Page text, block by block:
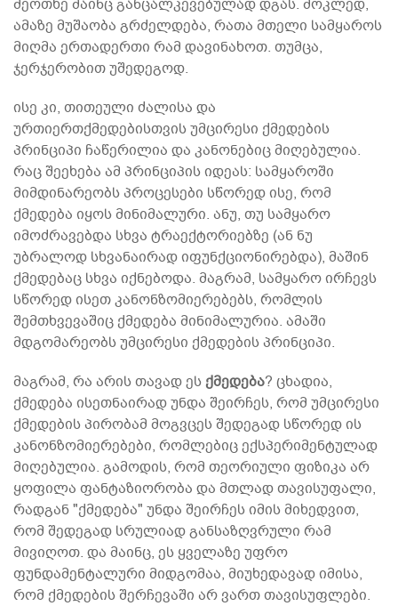
მეოთხე მაინც განცალკევებულად დგას. მოკლედ,
ამაზე მუშაობა გრძელდება, რათა მთელი სამყაროს
მიღმა ერთადერთი რამ დავინახოთ. თუმცა,
ჯერჯერობით უშედეგოდ.
ისე კი, თითეული ძალისა და
ურთიერთქმედებისთვის უმცირესი ქმედების
პრინციპი ჩაწერილია და კანონებიც მიღებულია.
რაც შეეხება ამ პრინციპის იდეას: სამყაროში
მიმდინარეობს პროცესები სწორედ ისე, რომ
ქმედება იყოს მინიმალური. ანუ, თუ სამყარო
იმოძრავებდა სხვა ტრაექტორიებზე (ან ნუ
უბრალოდ სხვანაირად იფუნქციონირებდა), მაშინ
ქმედებაც სხვა იქნებოდა. მაგრამ, სამყარო ირჩევს
სწორედ ისეთ კანონზომიერებებს, რომლის
შემთხვევაშიც ქმედება მინიმალურია. ამაში
მდგომარეობს უმცირესი ქმედების პრინციპი.
მაგრამ, რა არის თავად ესქმედება? ცხადია,
ქმედება ისეთნაირად უნდა შეირჩეს, რომ უმცირესი
ქმედების პირობამ მოგვცეს შედეგად სწორედ ის
კანონზომიერებები, რომლებიც ექსპერიმენტულად
მიღებულია. გამოდის, რომ თეორიული ფიზიკა არ
ყოფილა ფანტაზიორობა და მთლად თავისუფალი,
რადგან "ქმედება" უნდა შეირჩეს იმის მიხედვით,
რომ შედეგად სრულიად განსაზღვრული რამ
მივიღოთ. და მაინც, ეს ყველაზე უფრო
ფუნდამენტალური მიდგომაა, მიუხედავად იმისა,
რომ ქმედების შერჩევაში არ ვართ თავისუფლები.